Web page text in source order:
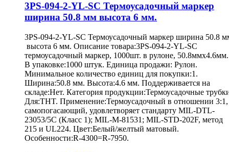
3PS-094-2-YL-SC Термоусадочный маркер
ширина 50.8 мм высота 6 мм.
3PS-094-2-YL-SC Термоусадочный маркер ширина 50.8
высота 6 мм. Описание товара:3PS-094-2-YL-SC
термоусадочный маркер, 1000шт. в рулоне, 50.8ммх4.6мм.
В упаковке:1000 штук. Единица продажи: Рулон.
Минимальное количество единиц для покупки:1.
Ширина:50.8 мм. Высота:4.6 мм. Поддерживается на
складе:Нет. Категория продукции:Термоусадочные
Для:THT. Применение:Термоусадочный в отношении 3:1,
самопогасающий, удовлетворяет стандарту MIL-DTL-
23053/5C (Класс 1); MIL-M-81531; MIL-STD-202F, метод
215 и UL224. Цвет:Белый/желтый матовый.
Особенности:R-4300=R-7950.